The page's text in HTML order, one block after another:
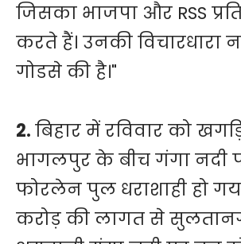
जिसका भाजपा और RSS
करते हैं। उनकी विचारधारा
गोडसे की है।"
2.बिहार में रविवार को
भागलपुर के बीच गंगा नदी
फोरलेन पुल धराशाही हो
करोड़ की लागत से